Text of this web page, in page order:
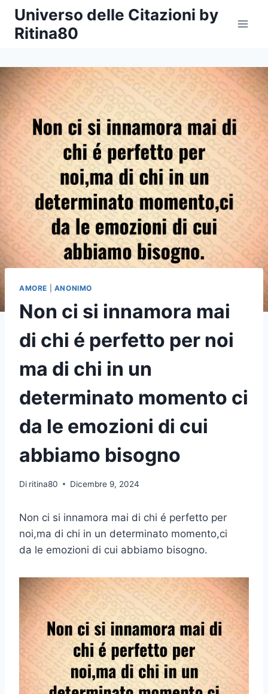
Salta
contenuto
Universo delle Citazioni by
Ritina80
AMORE ANONIMO
Non ci si innamora mai
di chi é perfetto per noi
ma di chi in un
determinato momento ci
da le emozioni di cui
abbiamo bisogno
Di ritina80 Dicembre 9, 2024
Non ci si innamora mai di chi é perfetto per
noi,ma di chi in un determinato momento,ci
da le emozioni di cui abbiamo bisogno.